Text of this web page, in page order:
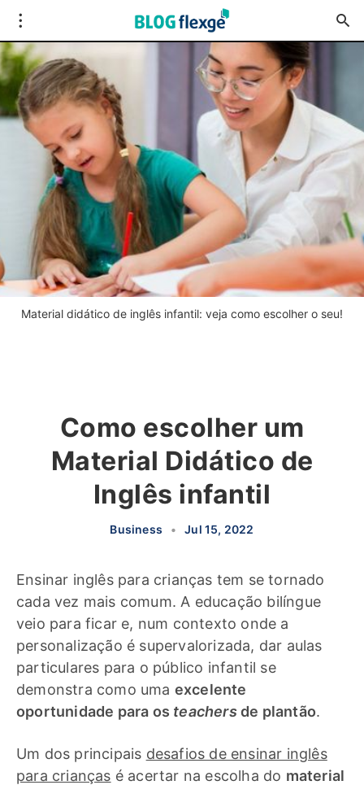
Material didático de inglês infantil: veja como escolher o seu!
Como escolher um
Material Didático de
Inglês infantil
Business • Jul 15, 2022
Ensinar inglês para crianças tem se tornado
cada vez mais comum. A educação bilíngue
veio para ficar e, num contexto onde a
personalização é supervalorizada, dar aulas
particulares para o público infantil se
demonstra como uma excelente
oportunidade para os teachersde plantão.
Um dos principais desafios de ensinar inglês
para crianças é acertar na escolha do material